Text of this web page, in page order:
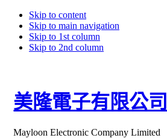
Skip to content
Skip to main navigation
Skip to 1st column
Skip to 2nd column
美隆電子有限公司
Mayloon Electronic Company Limited